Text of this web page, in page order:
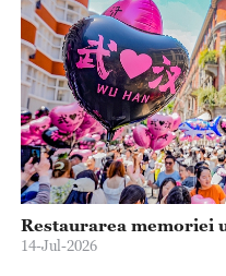
Restaurarea memoriei
14-Jul-2026